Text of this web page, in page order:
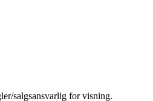
salgsansvarlig for visning.